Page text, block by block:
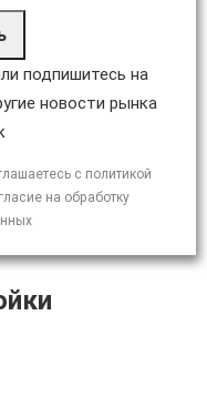
подпишитесь на
новости рынка
с политикой
на обработку